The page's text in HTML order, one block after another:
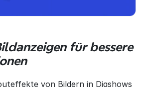
für bessere
von Bildern in Diashows